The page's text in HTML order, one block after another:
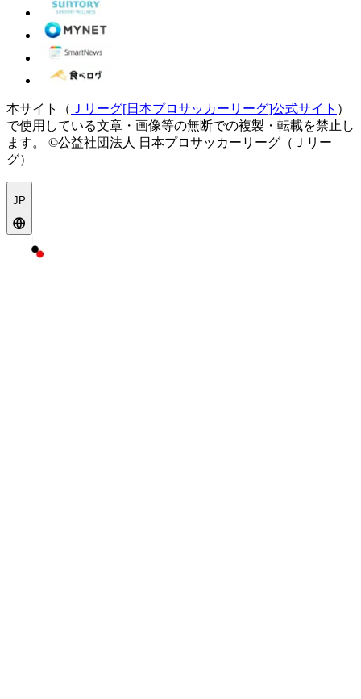
本サイト（ Ｊリーグ[日本プロサッカーリーグ]公式サイト ）
で使用している文章・画像等の無断での複製・転載を禁止し
ます。
©公益社団法人 日本プロサッカーリーグ（Ｊリー
グ）
JP